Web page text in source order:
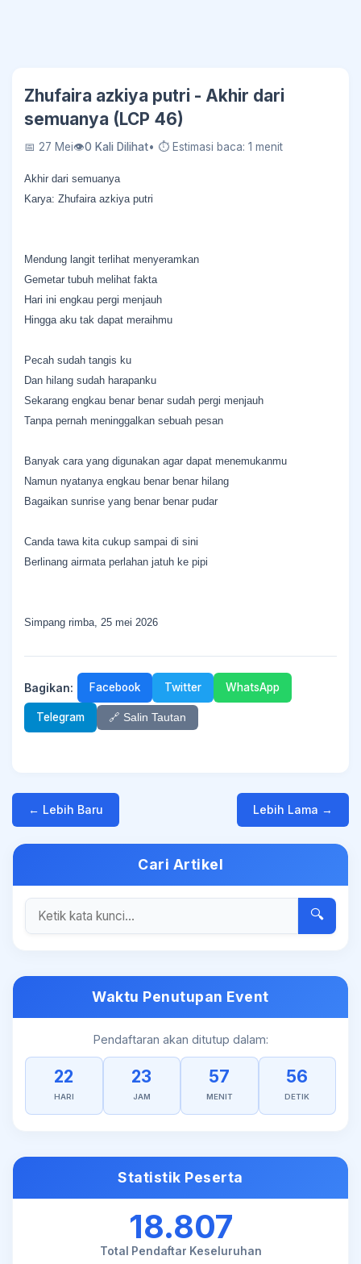
Zhufaira azkiya putri - Akhir dari
semuanya (LCP 46)
📅 27 Mei👁0 Kali Dilihat• ⏱ Estimasi baca: 1 menit
Akhir dari semuanya
Karya: Zhufaira azkiya putri
Mendung langit terlihat menyeramkan
Gemetar tubuh melihat fakta
Hari ini engkau pergi menjauh
Hingga aku tak dapat meraihmu
Pecah sudah tangis ku
Dan hilang sudah harapanku
Sekarang engkau benar benar sudah pergi menjauh
Tanpa pernah meninggalkan sebuah pesan
Banyak cara yang digunakan agar dapat menemukanmu
Namun nyatanya engkau benar benar hilang
Bagaikan sunrise yang benar benar pudar
Canda tawa kita cukup sampai di sini
Berlinang airmata perlahan jatuh ke pipi
Simpang rimba, 25 mei 2026
Bagikan: Facebook Twitter WhatsApp
Telegram 🔗 Salin Tautan
← Lebih Baru Lebih Lama →
Cari Artikel
🔍
Waktu Penutupan Event
Pendaftaran akan ditutup dalam:
22
HARI
23
JAM
57
MENIT
56
DETIK
Statistik Peserta
18.807
Total Pendaftar Keseluruhan